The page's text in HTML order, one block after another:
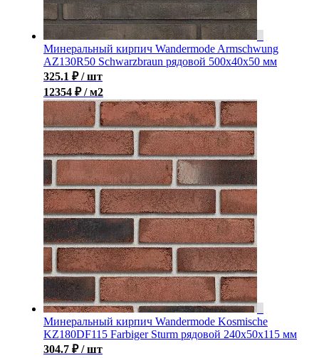
Минеральный кирпич Wandermode Armschwung
AZ130R50 Schwarzbraun рядовой 500x40x50 мм
325.1 ₽ / шт
12354 ₽ / м2
Минеральный кирпич Wandermode Kosmische
KZ180DF115 Farbiger Sturm рядовой 240x50x115 мм
304.7 ₽ / шт